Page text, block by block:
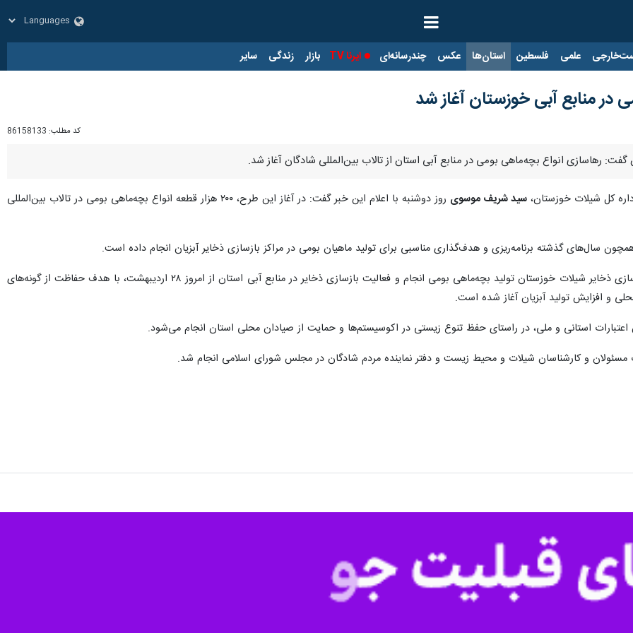
علمی فلسطین استان‌ها عکس چندرسانه‌ای ایرنا TV بازار زندگی سایر
در منابع آبی خوزستان آغاز شد
کد مطلب: 86158133